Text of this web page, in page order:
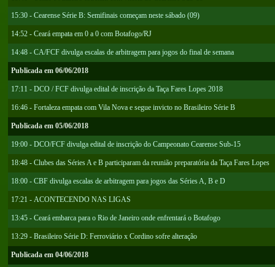
15:30 - Cearense Série B: Semifinais começam neste sábado (09)
14:52 - Ceará empata em 0 a 0 com Botafogo/RJ
14:48 - CA/FCF divulga escalas de arbitragem para jogos do final de semana
Publicada em 06/06/2018
17:11 - DCO / FCF divulga edital de inscrição da Taça Fares Lopes 2018
16:46 - Fortaleza empata com Vila Nova e segue invicto no Brasileiro Série B
Publicada em 05/06/2018
19:00 - DCO/FCF divulga edital de inscrição do Campeonato Cearense Sub-15
18:48 - Clubes das Séries A e B participaram da reunião preparatória da Taça Fares Lopes
18:00 - CBF divulga escalas de arbitragem para jogos das Séries A, B e D
17:21 - ACONTECENDO NAS LIGAS
13:45 - Ceará embarca para o Rio de Janeiro onde enfrentará o Botafogo
13:29 - Brasileiro Série D: Ferroviário x Cordino sofre alteração
Publicada em 04/06/2018